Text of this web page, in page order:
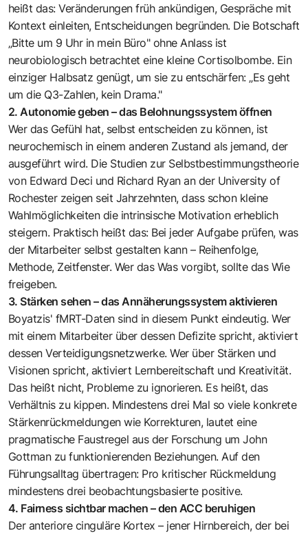
heißt das: Veränderungen früh ankündigen, Gespräche mit
Kontext einleiten, Entscheidungen begründen. Die Botschaft
„Bitte um 9 Uhr in mein Büro" ohne Anlass ist
neurobiologisch betrachtet eine kleine Cortisolbombe. Ein
einziger Halbsatz genügt, um sie zu entschärfen: „Es geht
um die Q3-Zahlen, kein Drama."
2. Autonomie geben – das Belohnungssystem öffnen
Wer das Gefühl hat, selbst entscheiden zu können, ist
neurochemisch in einem anderen Zustand als jemand, der
ausgeführt wird. Die Studien zur Selbstbestimmungstheorie
von Edward Deci und Richard Ryan an der University of
Rochester zeigen seit Jahrzehnten, dass schon kleine
Wahlmöglichkeiten die intrinsische Motivation erheblich
steigern. Praktisch heißt das: Bei jeder Aufgabe prüfen, was
der Mitarbeiter selbst gestalten kann – Reihenfolge,
Methode, Zeitfenster. Wer das Was vorgibt, sollte das Wie
freigeben.
3. Stärken sehen – das Annäherungssystem aktivieren
Boyatzis' fMRT-Daten sind in diesem Punkt eindeutig. Wer
mit einem Mitarbeiter über dessen Defizite spricht, aktiviert
dessen Verteidigungsnetzwerke. Wer über Stärken und
Visionen spricht, aktiviert Lernbereitschaft und Kreativität.
Das heißt nicht, Probleme zu ignorieren. Es heißt, das
Verhältnis zu kippen. Mindestens drei Mal so viele konkrete
Stärkenrückmeldungen wie Korrekturen, lautet eine
pragmatische Faustregel aus der Forschung um John
Gottman zu funktionierenden Beziehungen. Auf den
Führungsalltag übertragen: Pro kritischer Rückmeldung
mindestens drei beobachtungsbasierte positive.
4. Fairness sichtbar machen – den ACC beruhigen
Der anteriore cinguläre Kortex – jener Hirnbereich, der bei